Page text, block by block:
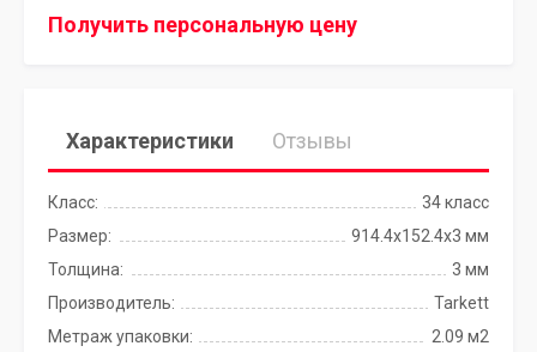
Получить персональную цену
Характеристики Отзывы
Класс:
34 класс
Размер:
914.4x152.4х3 мм
Толщина:
3 мм
Производитель:
Tarkett
Метраж упаковки:
2.09 м2